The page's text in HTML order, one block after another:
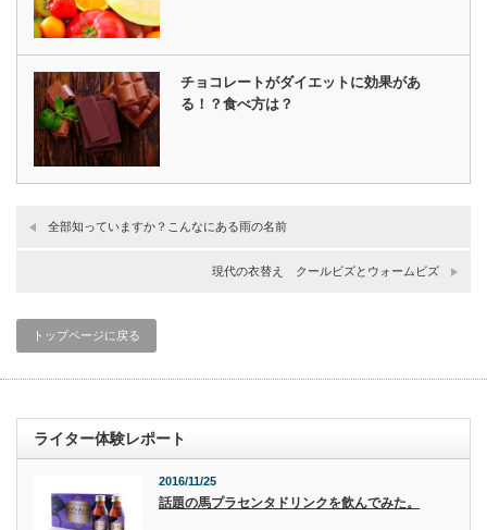
チョコレートがダイエットに効果があ
る！？食べ方は？
全部知っていますか？こんなにある雨の名前
現代の衣替え クールビズとウォームビズ
トップページに戻る
ライター体験レポート
2016/11/25
話題の馬プラセンタドリンクを飲んでみた。